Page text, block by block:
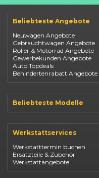
Beliebteste Angebote
Neuwagen Angebote
Gebrauchtwagen Angebote
Roller & Motorrad Angebote
Gewerbekunden Angebote
Auto Topdeals
Behindertenrabatt Angebote
Beliebteste Modelle
Opel Corsa
Fiat 500
Dacia Duster
Dacia Sandero
Jeep Compass
Werkstattservices
Werkstatttermin buchen
Ersatzteile & Zubehör
Werkstattangebote